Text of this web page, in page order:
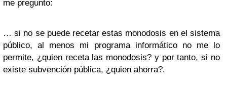
me pregunto:
… si no se puede recetar estas monodosis en el sistema
público, al menos mi programa informático no me lo
permite, ¿quien receta las monodosis? y por tanto, si no
existe subvención pública, ¿quien ahorra?.